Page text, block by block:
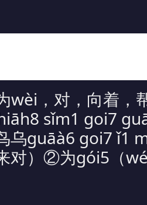
，对，向着，
sǐm1 goi7
乌guāà6 goi7 ǐ1
对）②为gói5（